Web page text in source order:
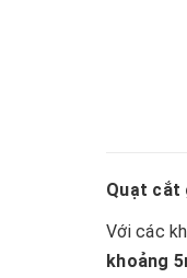
Quạt cắt
Với các
khoảng